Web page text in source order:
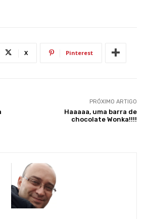
X Pinterest
PRÓXIMO ARTIGO
Haaaaa, uma barra de
chocolate Wonka!!!!